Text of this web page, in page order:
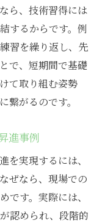
ら、技術習得には
するからです。例
習を繰り返し、先
で、短期間で基礎
て取り組む姿勢
繋がるのです。
進事例
を実現するには、
ぜなら、現場での
です。実際には、
認められ、段階的